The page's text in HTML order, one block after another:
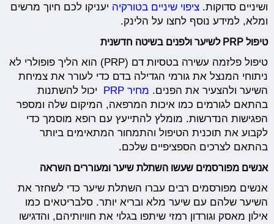
ושיניים סדוקות.ציפוי שיניים בטורקיה יעניקו לכם חיוך מרשים
ומלא, למידע נוסף לחצו על הלינק.
טיפול PRP לשיער ולפנים בשיטה חדשנית
טיפול פלזמה עשירה בטסיות דם (PRP) הוא הליך פופולרי לא
ניתוחי המנצל את גורמי הגדילה בדם כדי לעורר את צמיחת
השיער ולהצעיר את הפנים. מחיר PRP
יכול להשתנות
בהתאם לגורמים כמו איכות המרפאה, המיקום שלה ומספר
הפגישות הנדרשות. מומלץ להתייעץ עם רופא מוסמך כדי
לקבוע את תוכנית הטיפול והתמחור המתאימים ביותר
בהתאם לצרכים הספציפיים שלכם.
אנשים מפורסמים שעשו השתלת שיער ומעוררים השראה
אנשים מפורסמים רבים עברו השתלת שיער כדי לשחזר את
השיער שלהם עם שיער מלא ובריא יותר. סלבריטאים כמו
אילון מאסק וגורדון רמזי שיתפו בגלוי את חוויותיהם, והדגישו